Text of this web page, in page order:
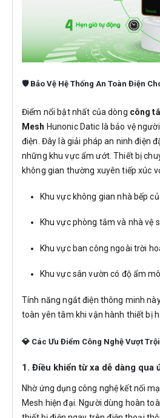
🛡️ Bảo Vệ Hệ Thống An Toàn Điện
Điểm nổi bật nhất của dòng công
Mesh Hunonic Datic là bảo vệ
điện. Đây là giải pháp an ninh điện
những khu vực ẩm ướt. Thiết bị
không gian thường xuyên tiếp xúc
Khu vực không gian nhà bếp
Khu vực phòng tắm và nhà vệ
Khu vực ban công ngoài trời
Khu vực sân vườn có độ ẩm
Tính năng ngắt điện thông minh
toàn yên tâm khi vận hành thiết bị
💎 Các Ưu Điểm Công Nghệ Vượt
1. Điều khiển từ xa dễ dàng qua
Nhờ ứng dụng công nghệ kết nối
Mesh hiện đại. Người dùng hoàn